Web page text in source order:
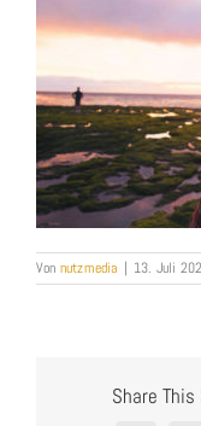
Von nutzmedia | 13. Juli
Share